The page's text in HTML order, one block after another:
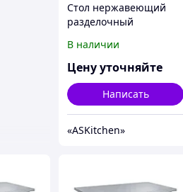
Стол нержавеющий
разделочный
полки ASKitchen ASKO-
9/7
В наличии
Цену уточняйте
Написать
«ASKitсhen»